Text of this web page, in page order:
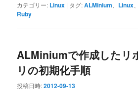
カテゴリー: Linux | タグ:ALMinium Linux
Ruby
ALMiniumで作成したリ
リの初期化手順
投稿日時:2012-09-13